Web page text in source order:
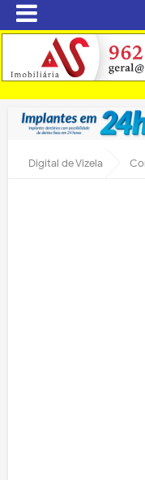
Digital de Vizela